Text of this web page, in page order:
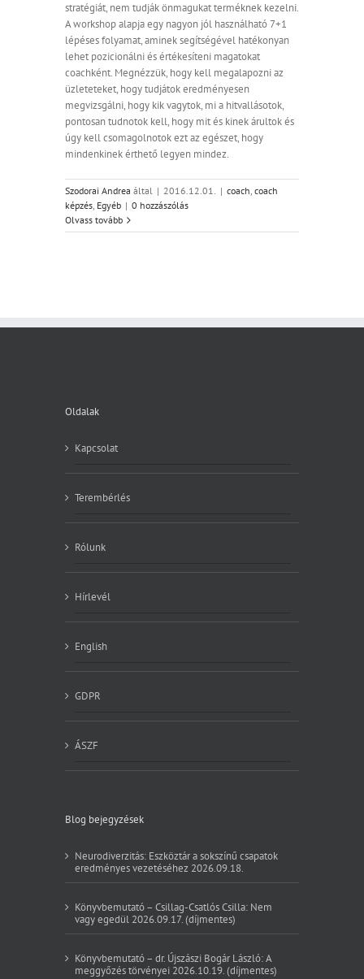
stratégiát, nem tudják önmagukat terméknek kezelni.
A workshop alapja egy nagyon jól használható 7+1
lépéses folyamat, aminek segítségével hatékonyan
lehet pozicionálni és értékesíteni magatokat
coachként. Megnézzük, hogy kell megalapozni az
üzleteteket, hogy tudjátok eredményesen
megvizsgálni, hogy kik vagytok, mi a hitvallásotok,
pontosan tudnotok kell, hogy mit és kinek árultok és
úgy kell csomagolnotok ezt az egészet, hogy
mindenkinek érthető legyen mindez.
Szodorai Andrea által | 2016.12.01. | coach, coach
képzés, Egyéb | 0 hozzászólás
Olvass tovább
Oldalak
Kapcsolat
Terembérlés
Rólunk
Hírlevél
English
GDPR
ÁSZF
Blog bejegyzések
Neurodiverzitás: Eszköztár a sokszínű csapatok
eredményes vezetéséhez 2026.09.18.
Könyvbemutató – Csillag-Csatlós Csilla: Nem
vagy egedül 2026.09.17. (díjmentes)
Könyvbemutató – dr. Újszászi Bogár László: A
meggyőzés törvényei 2026.10.19. (díjmentes)